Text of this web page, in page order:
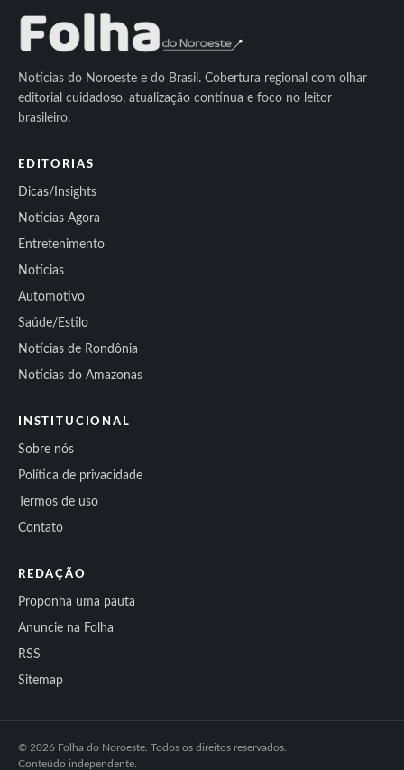
Notícias do Noroeste e do Brasil. Cobertura regional com olhar
editorial cuidadoso, atualização contínua e foco no leitor
brasileiro.
EDITORIAS
Dicas/Insights
Notícias Agora
Entretenimento
Notícias
Automotivo
Saúde/Estilo
Notícias de Rondônia
Notícias do Amazonas
INSTITUCIONAL
Sobre nós
Política de privacidade
Termos de uso
Contato
REDAÇÃO
Proponha uma pauta
Anuncie na Folha
RSS
Sitemap
© 2026 Folha do Noroeste. Todos os direitos reservados.
Conteúdo independente.